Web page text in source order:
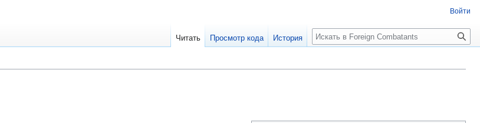
Войти
Читать Просмотр кода История